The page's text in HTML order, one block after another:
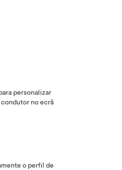
personalizar
no ecrã
o perfil de